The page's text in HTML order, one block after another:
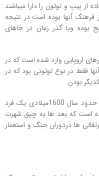
از پیپ و توتون را دارا میباشند
فرهنگ آنها بوده است.در نتیجه
بوده وبا گذر زمان در جاهای
اروپایی وارد شده است که در
فقط در نوع توتونی بود که در
بودن.
برخی آثار و منابع درج کرده اند که پیپ را حدود سال 1600میلادی یک فرد
کرده است که بعد ها به چپق شهرت
ها دردوران جنگ و استعمار